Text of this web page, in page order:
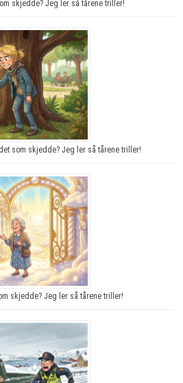
skjedde? Jeg ler så tårene triller!
som skjedde? Jeg ler så tårene triller!
skjedde? Jeg ler så tårene triller!